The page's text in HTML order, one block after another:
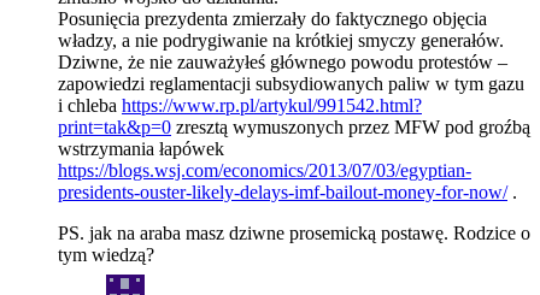
Posunięcia prezydenta zmierzały do faktycznego objęcia
władzy, a nie podrygiwanie na krótkiej smyczy generałów.
Dziwne, że nie zauważyłeś głównego powodu protestów –
zapowiedzi reglamentacji subsydiowanych paliw w tym gazu
i chleba https://www.rp.pl/artykul/991542.html?
print=tak&p=0 zresztą wymuszonych przez MFW pod groźbą
wstrzymania łapówek
https://blogs.wsj.com/economics/2013/07/03/egyptian-
presidents-ouster-likely-delays-imf-bailout-money-for-now/.
PS. jak na araba masz dziwne prosemicką postawę. Rodzice o
tym wiedzą?